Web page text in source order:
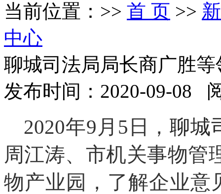
当前位置：>> 首 页 >>
中心
聊城司法局局长商广胜
发布时间：2020-09-08
2020年9月5日，聊城
周江涛、 市机关事物管
物产业园， 了解企业意